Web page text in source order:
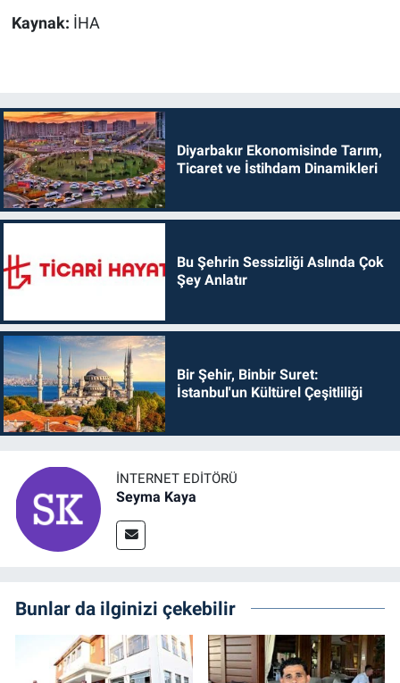
Kaynak: İHA
Diyarbakır Ekonomisinde Tarım,
Ticaret ve İstihdam Dinamikleri
Bu Şehrin Sessizliği Aslında Çok
Şey Anlatır
Bir Şehir, Binbir Suret:
İstanbul'un Kültürel Çeşitliliği
İNTERNET EDITÖRÜ
Seyma Kaya
Bunlar da ilginizi çekebilir